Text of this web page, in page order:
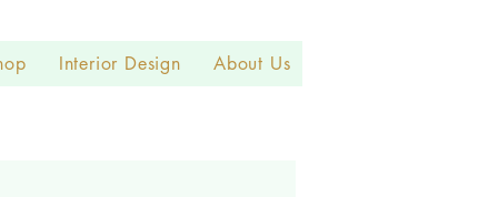
Interior Design About Us